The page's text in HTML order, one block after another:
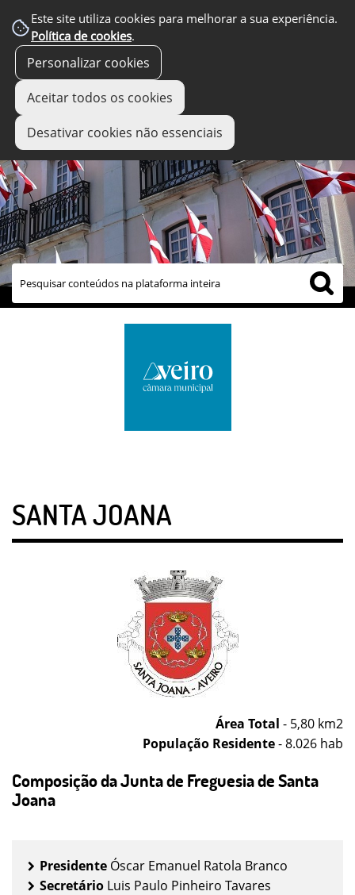
Este site utiliza cookies para melhorar a sua experiência.
Política de cookies.
Personalizar cookies
Aceitar todos os cookies
Desativar cookies não essenciais
links úteis
SANTA JOANA
Área Total - 5,80 km2
População Residente- 8.026 hab
Composição da Junta de Freguesia de Santa
Joana
Presidente Óscar Emanuel Ratola Branco
Secretário Luis Paulo Pinheiro Tavares